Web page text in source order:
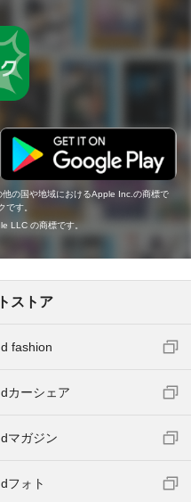
の国や地域におけるApple Inc.の商標で
す。
LLC の商標です。
ストア
d fashion
dカーシェア
dマガジン
dフォト